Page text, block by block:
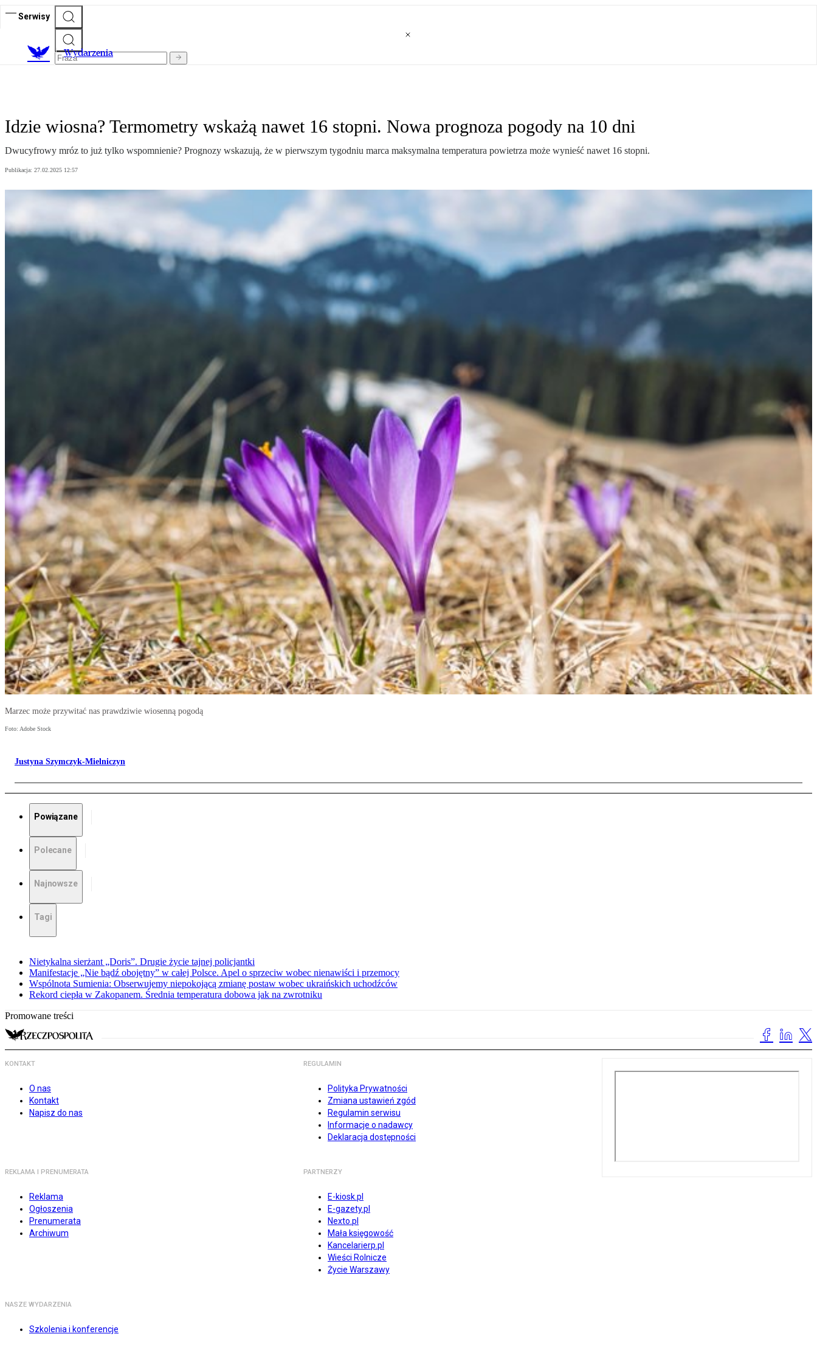
Serwisy
Wydarzenia
Idzie wiosna? Termometry wskażą nawet 16 stopni. Nowa prognoza pogody na 10 dni
Dwucyfrowy mróz to już tylko wspomnienie? Prognozy wskazują, że w pierwszym tygodniu marca maksymalna temperatura powietrza może wynieść nawet 16 stopni.
Publikacja: 27.02.2025 12:57
Marzec może przywitać nas prawdziwie wiosenną pogodą
Foto: Adobe Stock
Justyna Szymczyk-Mielniczyn
Powiązane
Polecane
Najnowsze
Tagi
Nietykalna sierżant „Doris”. Drugie życie tajnej policjantki
Manifestacje „Nie bądź obojętny” w całej Polsce. Apel o sprzeciw wobec nienawiści i przemocy
Wspólnota Sumienia: Obserwujemy niepokojącą zmianę postaw wobec ukraińskich uchodźców
Rekord ciepła w Zakopanem. Średnia temperatura dobowa jak na zwrotniku
Promowane treści
KONTAKT
O nas
Kontakt
Napisz do nas
REGULAMIN
Polityka Prywatności
Zmiana ustawień zgód
Regulamin serwisu
Informacje o nadawcy
Deklaracja dostępności
REKLAMA I PRENUMERATA
Reklama
Ogłoszenia
Prenumerata
Archiwum
PARTNERZY
E-kiosk.pl
E-gazety.pl
Nexto.pl
Mała księgowość
Kancelarierp.pl
Wieści Rolnicze
Życie Warszawy
NASZE WYDARZENIA
Szkolenia i konferencje